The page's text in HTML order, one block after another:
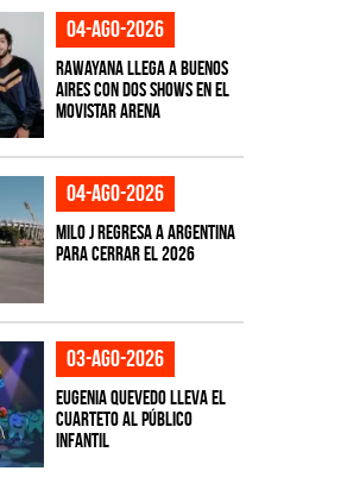
04-ago-2026
Rawayana llega a Buenos
Aires con dos shows en el
Movistar Arena
04-ago-2026
Milo J regresa a Argentina
para cerrar el 2026
03-ago-2026
Eugenia Quevedo lleva el
cuarteto al público
infantil